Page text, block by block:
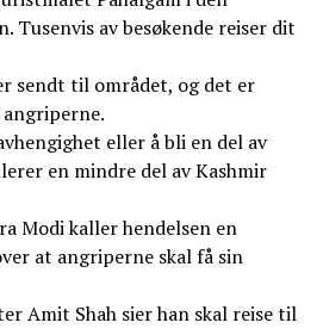
Tusenvis av besøkende reiser dit
sendt til området, og det er
eller å bli en del av
en mindre del av Kashmir
Modi kaller hendelsen en
at angriperne skal få sin
Amit Shah sier han skal reise til